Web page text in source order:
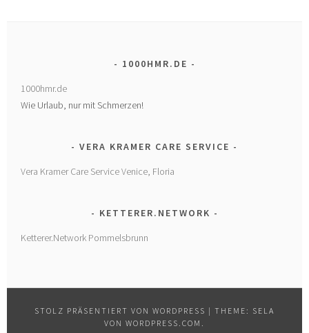
1000HMR.DE
1000hmr.de
Wie Urlaub, nur mit Schmerzen!
VERA KRAMER CARE SERVICE
Vera Kramer Care Service Venice, Floria
KETTERER.NETWORK
Ketterer.Network Pommelsbrunn
STOLZ PRÄSENTIERT VON WORDPRESS | THEME: SELA
VON WORDPRESS.COM